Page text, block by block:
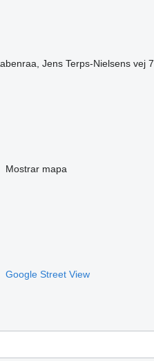
Jens Terps-Nielsens vej 7
Mostrar mapa
Google Street View